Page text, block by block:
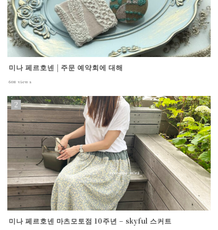
미나 페르호넨 | 주문 예약회에 대해
608 views
미나 페르호넨 마츠모토점 10주년 – skyful 스커트